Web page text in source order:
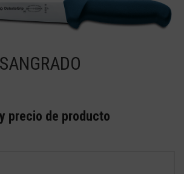
para agrandar
precio de producto